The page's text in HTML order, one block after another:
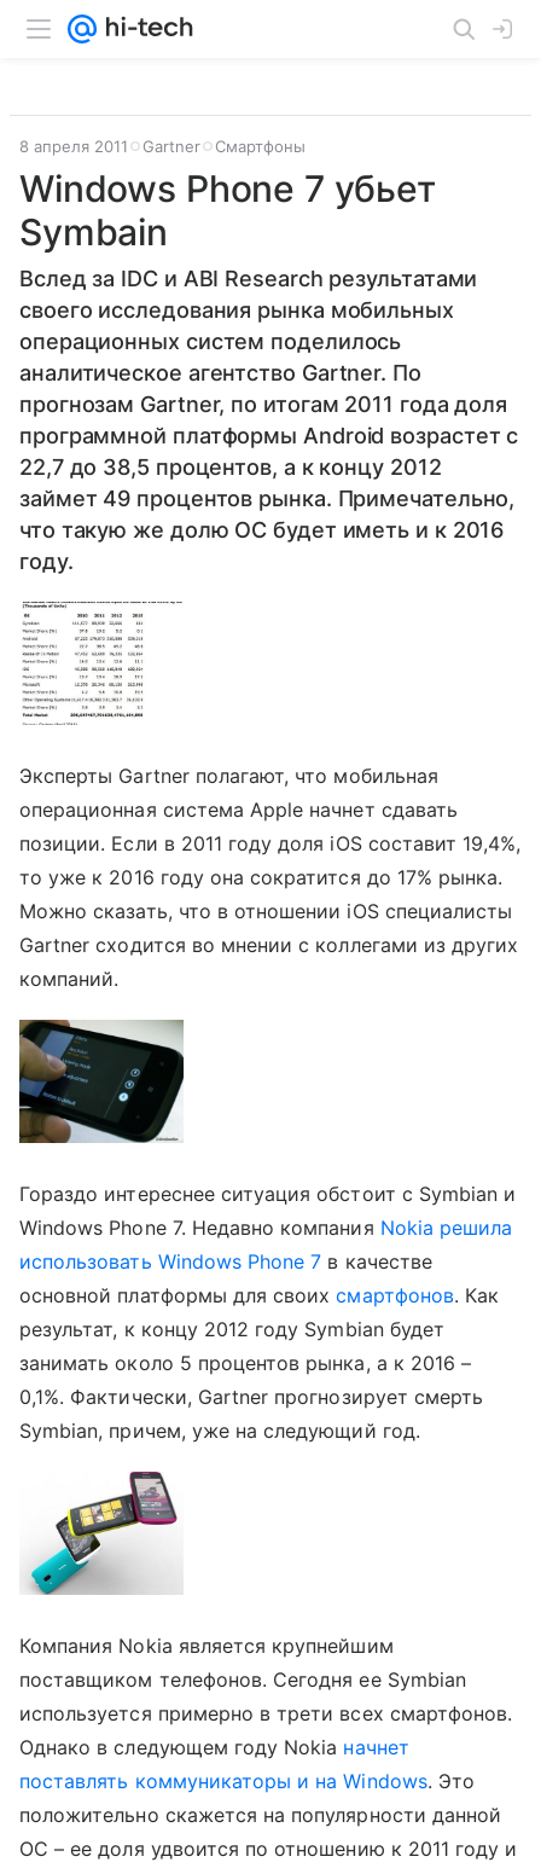
8 апреля 2011 Gartner Смартфоны
Windows Phone 7 убьет
Symbain
Вслед за IDC и ABI Research результатами
своего исследования рынка мобильных
операционных систем поделилось
аналитическое агентство Gartner. По
прогнозам Gartner, по итогам 2011 года доля
программной платформы Android возрастет с
22,7 до 38,5 процентов, а к концу 2012
займет 49 процентов рынка. Примечательно,
что такую же долю ОС будет иметь и к 2016
году.
Эксперты Gartner полагают, что мобильная
операционная система Apple начнет сдавать
позиции. Если в 2011 году доля iOS составит 19,4%,
то уже к 2016 году она сократится до 17% рынка.
Можно сказать, что в отношении iOS cпециалисты
Gartner сходится во мнении с коллегами из других
компаний.
Гораздо интереснее ситуация обстоит с Symbian и
Windows Phone 7. Недавно компания Nokia решила
использовать Windows Phone 7 в качестве
основной платформы для своихсмартфонов. Как
результат, к концу 2012 году Symbian будет
занимать около 5 процентов рынка, а к 2016 –
0,1%. Фактически, Gartner прогнозирует смерть
Symbian, причем, уже на следующий год.
Компания Nokia является крупнейшим
поставщиком телефонов. Сегодня ее Symbian
используется примерно в трети всех смартфонов.
Однако в следующем году Nokia начнет
поставлять коммуникаторы и на Windows. Это
положительно скажется на популярности данной
ОС – ее доля удвоится по отношению к 2011 году и